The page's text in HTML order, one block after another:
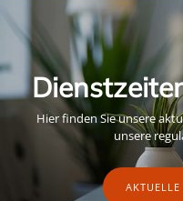
Hier finden Sie unsere
unsere